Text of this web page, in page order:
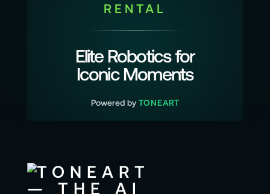
RENTAL
Elite Robotics for
Iconic Moments
Powered by TONEART